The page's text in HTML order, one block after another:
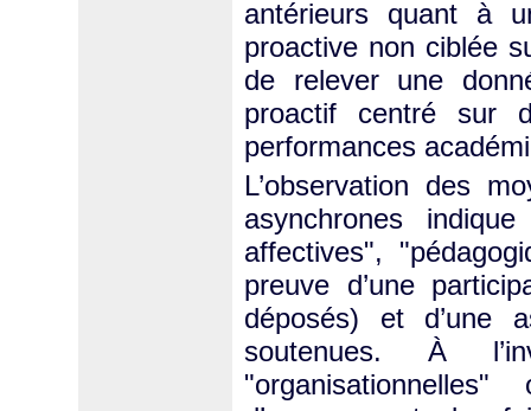
antérieurs quant à
proactive non ciblée
de relever une
proactif centré sur
performances
L’observation des
asynchrones
affectives",
preuve d’une
déposés) et d’une
soutenues. À